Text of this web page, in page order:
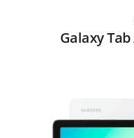
Galaxy Tab